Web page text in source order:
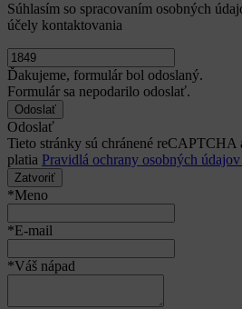
Súhlasím so spracovaním osobných
účely kontaktovania
Ďakujeme, formulár bol odoslaný.
Formulár sa nepodarilo odoslať.
Odoslať
Tieto stránky sú chránené reCAPTCHA
platia Pravidlá ochrany osobných údajov
Zatvoriť
*Meno
*E-mail
*Váš nápad